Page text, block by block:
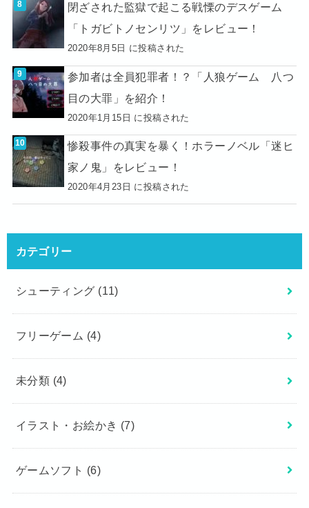
閉ざされた監獄で起こる戦慄のデスゲーム
「トガビトノセンリツ」をレビュー！
2020年8月5日 に投稿された
参加者は全員犯罪者！？「人狼ゲーム 八つ
目の大罪」を紹介！
2020年1月15日 に投稿された
惨殺事件の真実を暴く！ホラーノベル「迷ヒ
家ノ鬼」をレビュー！
2020年4月23日 に投稿された
カテゴリー
シューティング (11)
フリーゲーム (4)
未分類 (4)
イラスト・お絵かき (7)
ゲームソフト (6)